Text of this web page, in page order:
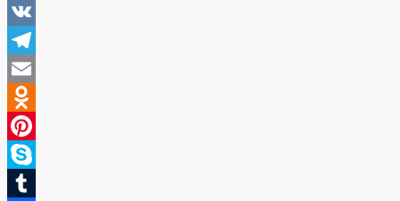
Twitter
VK
Telegram
Email
Odnoklassniki
Pinterest
Skype